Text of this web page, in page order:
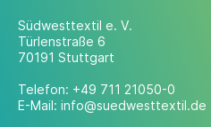
Südwesttextil e. V.
Türlenstraße 6
70191 Stuttgart
Telefon: +49 711 21050-0
E-Mail: info@suedwesttextil.de